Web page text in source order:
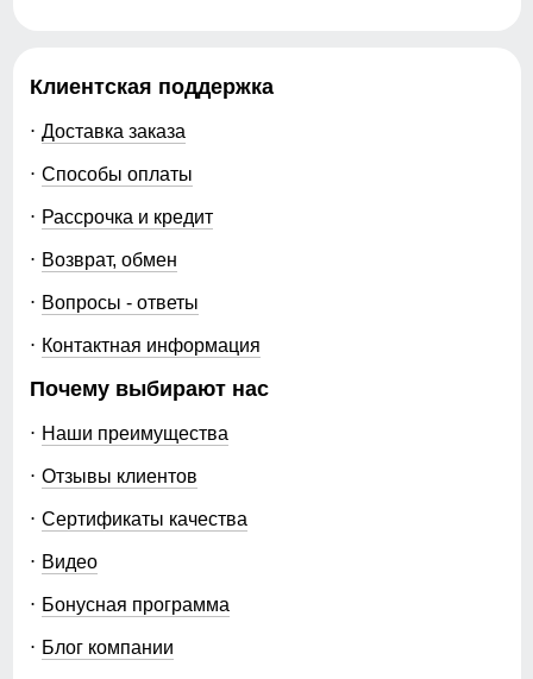
Клиентская поддержка
Доставка заказа
Способы оплаты
Рассрочка и кредит
Возврат, обмен
Вопросы - ответы
Контактная информация
Почему выбирают нас
Наши преимущества
Отзывы клиентов
Сертификаты качества
Видео
Бонусная программа
Блог компании